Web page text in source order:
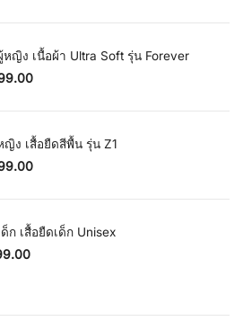
หญิง เนื้อผ้า Ultra Soft รุ่น Forever
ญิง เสื้อยืดสีพื้น รุ่น Z1
ก เสื้อยืดเด็ก Unisex